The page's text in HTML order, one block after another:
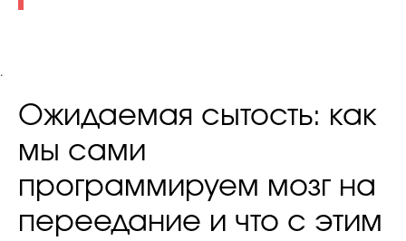
.
Ожидаемая сытость: как
мы сами
программируем мозг на
переедание и что с этим